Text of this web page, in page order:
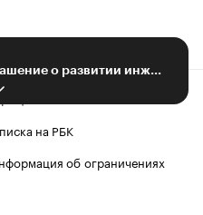
На ПМЭФ подписано соглашение о развитии инженерного образования в КБР
на РБК
об ограничениях